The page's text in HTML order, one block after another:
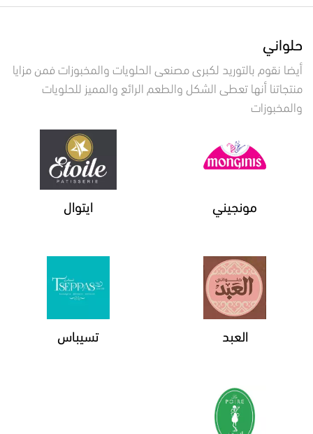
حلواني
أيضا نقوم بالتوريد لكبرى مصنعى الحلويات والمخبوزات فمن مزايا
منتجاتنا أنها تعطى الشكل والطعم الرائع والمميز للحلويات
والمخبوزات
مونجيني ايتوال
العبد تسيباس